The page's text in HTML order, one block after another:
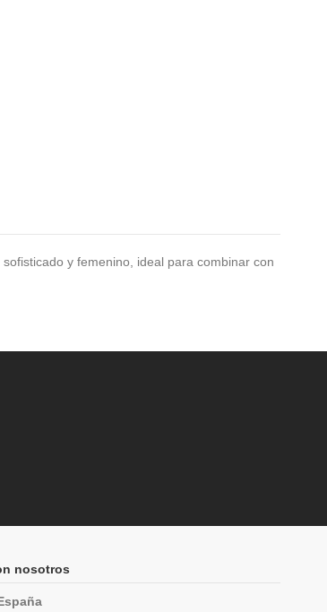
y femenino, ideal para combinar con
nosotros